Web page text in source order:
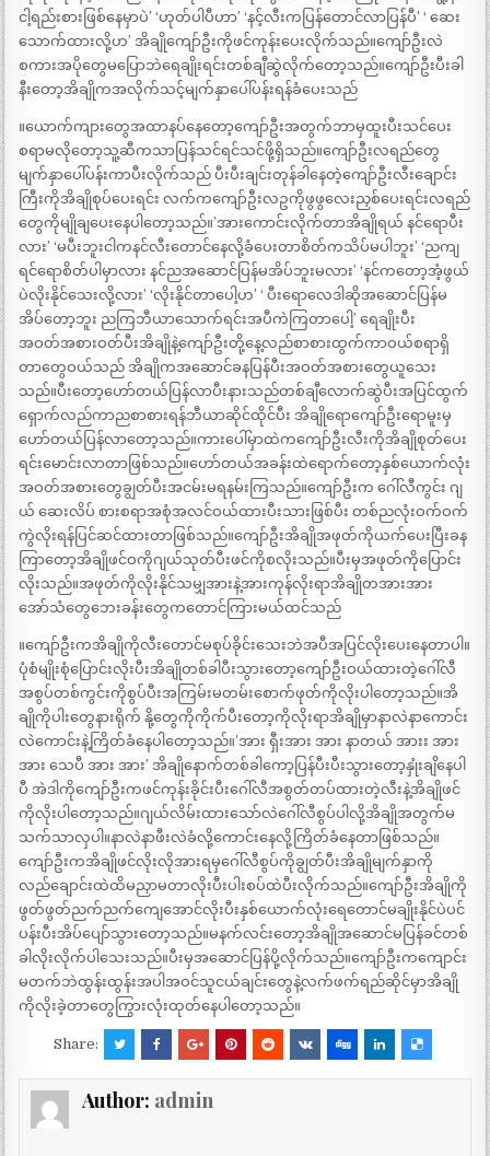
ငါ့ရည်းစားဖြစ်နေမှာပဲ’ ‘ဟုတ်ပါပီဟာ’ ‘နင့်လီးကပြန်တောင်လာပြန်ပီ’ ‘ ဆေး
သောက်ထားလို့ဟ’ အိချိုကျော်ဦးကိုဖင်ကုန်းပေးလိုက်သည်။ကျော်ဦးလဲ
စကားအပိုတွေမပြောဘဲရေချိုးရင်းတစ်ချီဆွဲလိုက်တော့သည်။ကျော်ဦးပီးခါ
နီးတော့အိချိုကအလိုက်သင့်မျက်နှာပေါ်ပန်းရန်ခံပေးသည်
။ယောက်ကျားတွေအထာနပ်နေတော့ကျော်ဦးအတွက်ဘာမှထူးပီးသင်ပေး
စရာမလိုတော့သူ့ဆီကသာပြန်သင်ရင်သင်ဖို့ရှိသည်။ကျော်ဦးလရည်တွေ
မျက်နှာပေါ်ပန်းကာပီးလိုက်သည် ပီးပီးချင်းတုန်ခါနေတဲ့ကျော်ဦးလီးချောင်း
ကြီးကိုအိချိုစုပ်ပေးရင်း လက်ကကျော်ဦးလဥကိုဖွဖွလေးညှစ်ပေးရင်းလရည်
တွေကိုမျိုချပေးနေပါတော့သည်။’အားကောင်းလိုက်တာအိချိုရယ် နင်ရောပီး
လား’ ‘မပီးဘူးငါကနင်လီးတောင်နေလို့ခံပေးတာစိတ်ကသိပ်မပါဘူး’ ‘ညကျ
ရင်ရောစိတ်ပါမှာလား နင်ညအဆောင်ပြန်မအိပ်ဘူးမလား’ ‘နင်ကတော့အံ့ဖွယ်
ပဲလိုးနိုင်သေးလို့လား’ ‘လိုးနိုင်တာပေါ့ဟ’ ‘ ပီးရောလေဒါဆိုအဆောင်ပြန်မ
အိပ်တော့ဘူး ညကြဘီယာသောက်ရင်းအပီကဲကြတာပေါ့’ ရေချိုးပီး
အဝတ်အစားဝတ်ပီးအိချိုနဲ့ကျော်ဦးတို့နေ့လည်စာစားထွက်ကာဝယ်စရာရှိ
တာတွေဝယ်သည် အိချိုကအဆောင်ခနပြန်ပီးအဝတ်အစားတွေယူသေး
သည်။ပီးတော့ဟော်တယ်ပြန်လာပီးနားသည်တစ်ချီလောက်ဆွဲပီးအပြင်ထွက်
ရှောက်လည်ကာညစာစားရန်ဘီယာဆိုင်ထိုင်ပီး အိချိုရောကျော်ဦးရောမူးမှ
ဟော်တယ်ပြန်လာတော့သည်။ကားပေါ်မှာထဲကကျော်ဦးလီးကိုအိချိုစုတ်ပေး
ရင်းမောင်းလာတာဖြစ်သည်။ဟော်တယ်အခန်းထဲရောက်တော့နှစ်ယောက်လုံး
အဝတ်အစားတွေချွတ်ပီးအငမ်းမရနမ်းကြသည်။ကျော်ဦးက ဂေါ်လီကွင်း ဂျ
ယ် ဆေးလိပ် စားစရာအစုံအလင်ဝယ်ထားပီးသားဖြစ်ပီး တစ်ညလုံးဝက်ဝက်
ကွဲလိုးရန်ပြင်ဆင်ထားတာဖြစ်သည်။ကျော်ဦးအိချိုအဖုတ်ကိုယက်ပေးပြီးခန
ကြာတော့အိချိုဖင်ဝကိုဂျယ်သုတ်ပီးဖင်ကိုစလိုးသည်။ပီးမှအဖုတ်ကိုပြောင်း
လိုးသည်။အဖုတ်ကိုလိုးနိုင်သမျှအားနဲ့အားကုန်လိုးရာအိချိုတအားအား
အော်သံတွေဘေးခန်းတွေကတောင်ကြားမယ်ထင်သည်
။ကျော်ဦးကအိချိုကိုလီးတောင်မစုပ်ခိုင်းသေးဘဲအပီအပြင်လိုးပေးနေတာပါ။
ပုံစံမျိုးစုံပြောင်းလိုးပီးအိချိုတစ်ခါပီးသွားတော့ကျော်ဦးဝယ်ထားတဲ့ဂေါ်လီ
အစွပ်တစ်ကွင်းကိုစွပ်ပီးအကြမ်းမတမ်းစောက်ဖုတ်ကိုလိုးပါတော့သည်။အိ
ချိုကိုပါးတွေနားရိုက် နို့တွေကိုကိုက်ပီးတော့ကိုလိုးရာအိချိုမှာနာလဲနာကောင်း
လဲကောင်းနဲ့ကြိတ်ခံနေပါတော့သည်။’အား ရှီးအား အား နာတယ် အားး အား
အား သေပီ အား အား’ အိချိုနောက်တစ်ခါကော့ပြန်ပီးပီးသွားတော့နှုံးချိနေပါ
ပီ အဲဒါကိုကျော်ဦးကဖင်ကုန်းခိုင်းပီးဂေါ်လီအစွတ်တပ်ထားတဲ့လီးနဲ့အိချိုဖင်
ကိုလိုးပါတော့သည်။ဂျယ်လိမ်းထားသော်လဲဂေါ်လီစွပ်ပါလို့အိချိုအတွက်မ
သက်သာလှပါ။နာလဲနာဖီးလဲခံလို့ကောင်းနေလို့ကြိတ်ခံနေတာဖြစ်သည်။
ကျော်ဦးကအိချိုဖင်လိုးလိုအားရမှဂေါ်လီစွပ်ကိုချွတ်ပီးအိချိုမျက်နှာကို
လည်ချောင်းထဲထိမညှာမတာလိုးပီးပါးစပ်ထဲပီးလိုက်သည်။ကျော်ဦးအိချိုကို
ဖွတ်ဖွတ်ညက်ညက်ကျေအောင်လိုးပီးနှစ်ယောက်လုံးရေတောင်မချိုးနိုင်ပဲပင်
ပန်းပီးအိပ်ပျော်သွားတော့သည်။မနက်လင်းတော့အိချိုအဆောင်မပြန်ခင်တစ်
ခါလိုးလိုက်ပါသေးသည်။ပီးမှအဆောင်ပြန်ပို့လိုက်သည်။ကျော်ဦးကကျောင်း
မတက်ဘဲထွန်းထွန်းအပါအဝင်သူငယ်ချင်းတွေနဲ့လက်ဖက်ရည်ဆိုင်မှာအိချို
ကိုလိုးခဲ့တာတွေကြွားလုံးထုတ်နေပါတော့သည်။
Share:
Author: admin